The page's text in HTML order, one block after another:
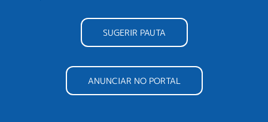
SUGERIR PAUTA
ANUNCIAR NO PORTAL